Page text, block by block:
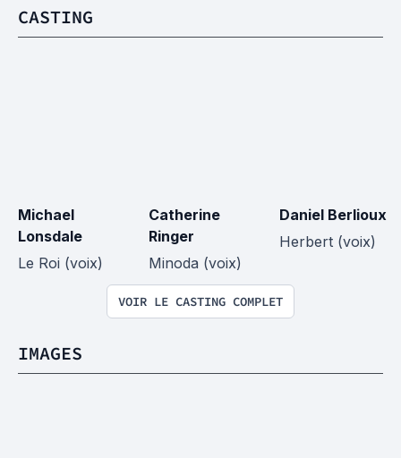
CASTING
Michael
Lonsdale
Le Roi (voix)
Catherine
Ringer
Minoda (voix)
Daniel Berlioux
Herbert (voix)
VOIR LE CASTING COMPLET
IMAGES